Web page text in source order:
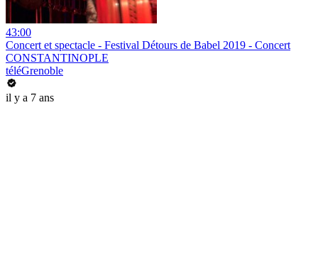
43:00
Concert et spectacle - Festival Détours de Babel 2019 - Concert
CONSTANTINOPLE
téléGrenoble
il y a 7 ans